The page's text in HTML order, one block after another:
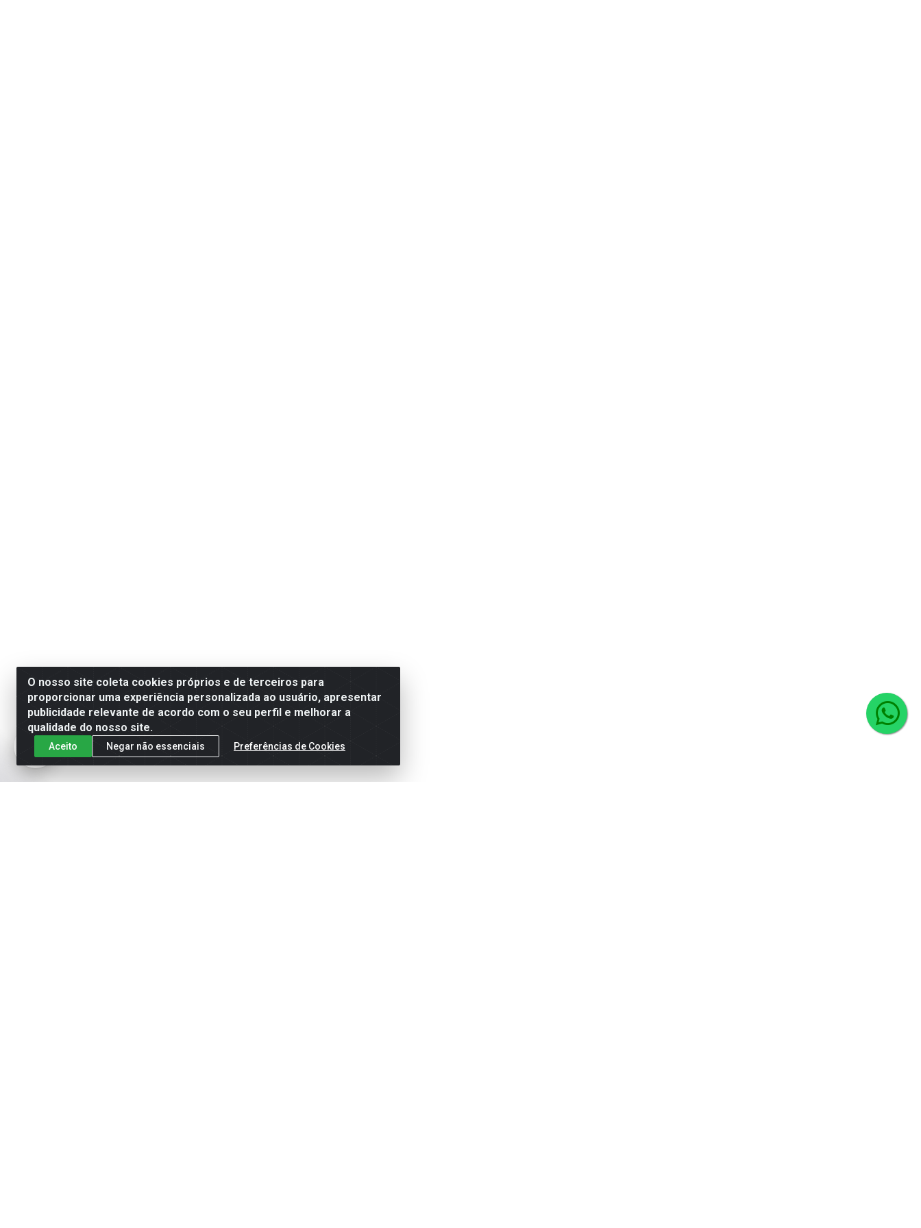
O nosso site coleta cookies próprios e de terceiros para
proporcionar uma experiência personalizada ao usuário, apresentar
publicidade relevante de acordo com o seu perfil e melhorar a
qualidade do nosso site.
Aceito Negar não essenciais Preferências de Cookies